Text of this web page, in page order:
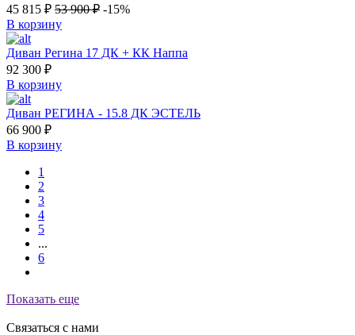
45 815 ₽ 53 900₽ -15%
В корзину
Диван Регина 17 ДК + КК Наппа
92 300 ₽
В корзину
Диван РЕГИНА - 15.8 ДК ЭСТЕЛЬ
66 900 ₽
В корзину
1
2
3
4
5
...
6
Показать еще
Связаться с нами